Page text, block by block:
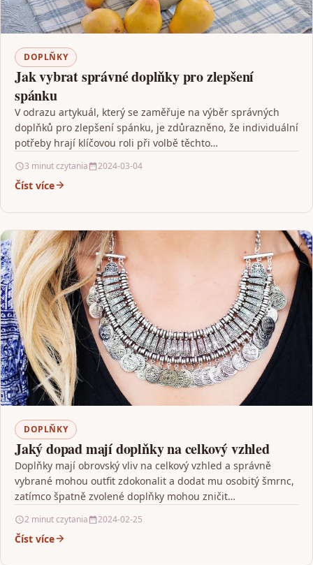
DOPLŇKY
Jak vybrat správné doplňky pro zlepšení
spánku
V odrazu artykuál, který se zaměřuje na výběr správných
doplňků pro zlepšení spánku, je zdůrazněno, že individuální
potřeby hrají klíčovou roli při volbě těchto…
3 minut czytania 2024-03-04
Číst více
DOPLŇKY
Jaký dopad mají doplňky na celkový vzhled
Doplňky mají obrovský vliv na celkový vzhled a správně
vybrané mohou outfit zdokonalit a dodat mu osobitý šmrnc,
zatímco špatně zvolené doplňky mohou zničit…
2 minut czytania 2024-02-25
Číst více